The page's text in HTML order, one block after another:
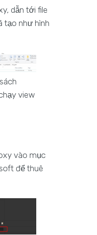
dẫn tới file
tạo như hình
view
vào mục
để thuê